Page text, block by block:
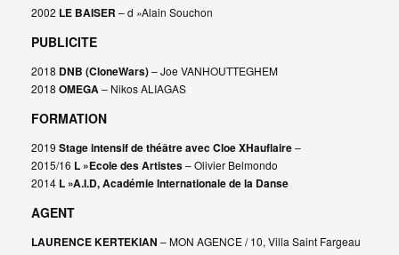
2002 LE BAISER – d »Alain Souchon
PUBLICITE
2018 DNB (CloneWars)– Joe VANHOUTTEGHEM
2018 OMEGA– Nikos ALIAGAS
FORMATION
2019 Stage intensif de théâtre avec Cloe XHauflaire–
2015/16 L »Ecole des Artistes– Olivier Belmondo
2014 L »A.I.D, Académie Internationale de la Danse
AGENT
LAURENCE KERTEKIAN – MON AGENCE / 10, Villa Saint Fargeau